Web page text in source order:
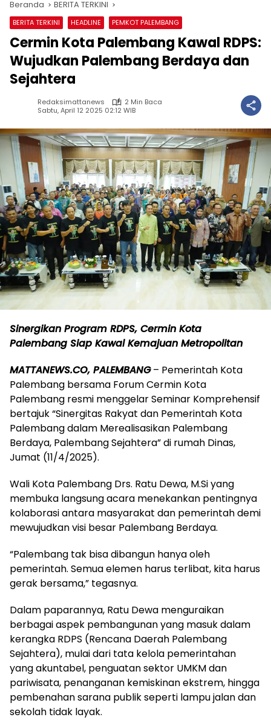
Beranda BERITA TERKINI
BERITA TERKINI HEADLINE PEMKOT PALEMBANG
Cermin Kota Palembang Kawal RDPS:
Wujudkan Palembang Berdaya dan
Sejahtera
Redaksimattanews
2 Min Baca
Sabtu, April 12 2025 02:12 WIB
Sinergikan Program RDPS, Cermin Kota
Palembang Siap Kawal Kemajuan Metropolitan
MATTANEWS.CO, PALEMBANG– Pemerintah Kota
Palembang bersama Forum Cermin Kota
Palembang resmi menggelar Seminar Komprehensif
bertajuk “Sinergitas Rakyat dan Pemerintah Kota
Palembang dalam Merealisasikan Palembang
Berdaya, Palembang Sejahtera” di rumah Dinas,
Jumat (11/4/2025).
Wali Kota Palembang Drs. Ratu Dewa, M.Si yang
membuka langsung acara menekankan pentingnya
kolaborasi antara masyarakat dan pemerintah demi
mewujudkan visi besar Palembang Berdaya.
“Palembang tak bisa dibangun hanya oleh
pemerintah. Semua elemen harus terlibat, kita harus
gerak bersama,” tegasnya.
Dalam paparannya, Ratu Dewa menguraikan
berbagai aspek pembangunan yang masuk dalam
kerangka RDPS (Rencana Daerah Palembang
Sejahtera), mulai dari tata kelola pemerintahan
yang akuntabel, penguatan sektor UMKM dan
pariwisata, penanganan kemiskinan ekstrem, hingga
pembenahan sarana publik seperti lampu jalan dan
sekolah tidak layak.